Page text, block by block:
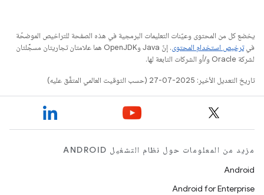
يخضع كل من المحتوى وعيّنات التعليمات البرمجية في هذه الصفحة للتراخيص الموضحّة
فيترخيص استخدام المحتوى
. إنّ Java وOpenJDK هما علامتان تجاريتان مسجَّلتان
لشركة Oracle و/أو الشركات التابعة لها.
تاريخ التعديل الأخير: 2025-07-27 (حسب التوقيت العالمي المتفَّق عليه)
مزيد من المعلومات حول نظام التشغيل ANDROID
Android
Android for Enterprise